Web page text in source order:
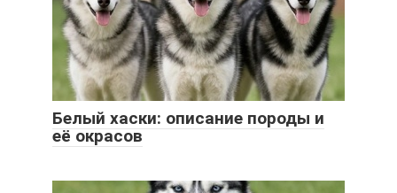
Белый хаски: описание породы и
её окрасов